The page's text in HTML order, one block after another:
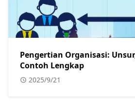
Pengertian Organisasi:
Contoh Lengkap
2025/9/21